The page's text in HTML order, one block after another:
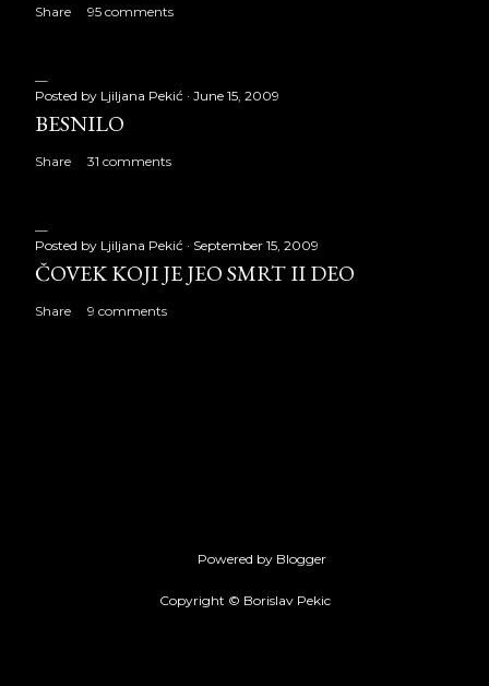
Share 95 comments
Posted by Ljiljana Pekić June 15, 2009
BESNILO
Share 31 comments
Posted by Ljiljana Pekić September 15, 2009
ČOVEK KOJI JE JEO SMRT II DEO
Share 9 comments
Powered by Blogger
Copyright © Borislav Pekic